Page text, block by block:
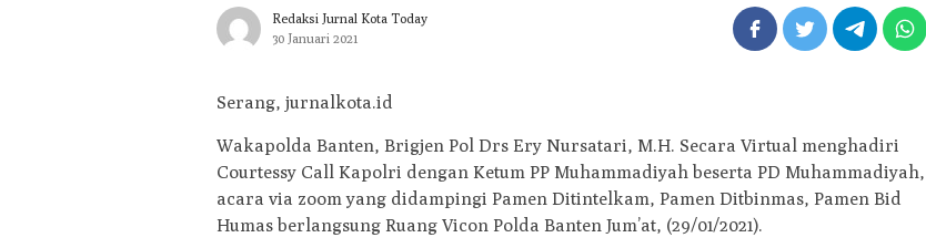
Redaksi Jurnal Kota Today
30 Januari 2021
Serang, jurnalkota.id
Wakapolda Banten, Brigjen Pol Drs Ery Nursatari, M.H. Secara Virtual menghadiri
Courtessy Call Kapolri dengan Ketum PP Muhammadiyah beserta PD Muhammadiyah,
acara via zoom yang didampingi Pamen Ditintelkam, Pamen Ditbinmas, Pamen Bid
Humas berlangsung Ruang Vicon Polda Banten Jum’at, (29/01/2021).